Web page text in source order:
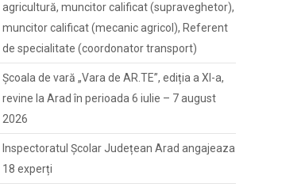
agricultură, muncitor calificat (supraveghetor),
muncitor calificat (mecanic agricol), Referent
de specialitate (coordonator transport)
Școala de vară „Vara de AR.TE”, ediția a XI-a,
revine la Arad în perioada 6 iulie – 7 august
2026
Inspectoratul Școlar Județean Arad angajeaza
18 experți